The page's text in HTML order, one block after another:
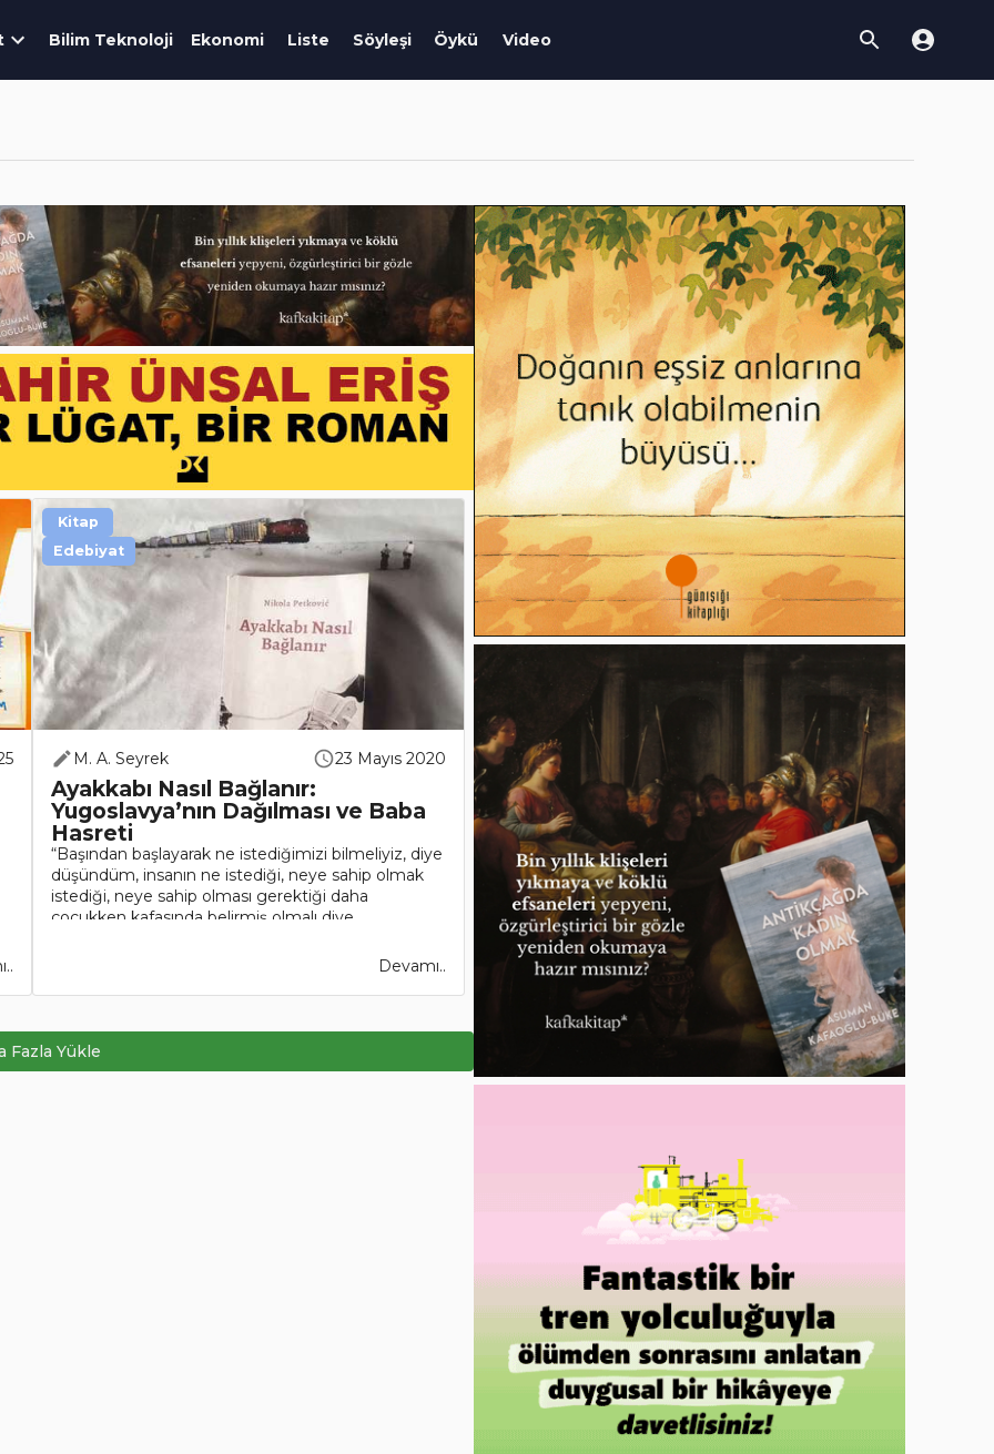
Bilim Teknoloji Ekonomi Liste Söyleşi Öykü Video
M. A. Seyrek 23 Mayıs 2020
Ayakkabı Nasıl Bağlanır:
Yugoslavya’nın Dağılması ve Baba
Hasreti
“Başından başlayarak ne istediğimizi bilmeliyiz, diye
düşündüm, insanın ne istediği, neye sahip olmak
istediği, neye sahip olması gerektiği daha
çocukken kafasında belirmiş olmalı diye
Devamı..
Kitap
Edebiyat
Fazla Yükle